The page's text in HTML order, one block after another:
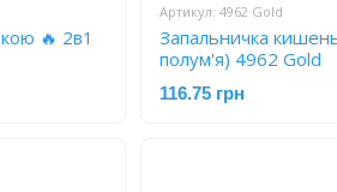
🔥 2в1
Артикул: 4962 Gold
Запальничка
полум'я) 4962 Gold
116.75 грн